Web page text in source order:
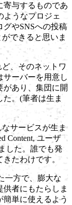
寄与するものであ
ようなプロジェ
やSNSへの投稿
できると思いま
、そのネットワ
サーバーを用意し
があり、集団に開
。(筆者は生ま
サービスが生ま
Content, ユーザ
した。誰でも発
たわけです。
一方で、膨大な
者にもたらしま
単に使えるよう